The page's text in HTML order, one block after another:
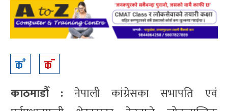
काठमाडौँ : नेपाली कांग्रेसका सभापति एवं